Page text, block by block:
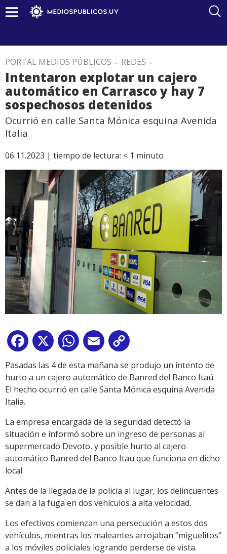
PORTAL MEDIOS PÚBLICOS . REDES .
Intentaron explotar un cajero
automático en Carrasco y hay 7
sospechosos detenidos
Ocurrió en calle Santa Mónica esquina Avenida
Italia
06.11.2023 | tiempo de lectura: < 1 minuto
Facebook
X WhatsApp
Email
Link
Pasadas las 4 de esta mañana se produjo un intento de
hurto a un cajero automático de Banred del Banco Itaú.
El hecho ocurrió en calle Santa Mónica esquina Avenida
Italia.
La empresa encargada de la seguridad detectó la
situación e informó sobre un ingreso de personas al
supermercado Devoto, y posible hurto al cajero
automático Banred del Banco Itau que funciona en dicho
local.
Antes de la llegada de la policía al lugar, los delincuentes
se dan a la fuga en dos vehículos a alta velocidad.
Los efectivos comienzan una persecución a estos dos
vehículos, mientras los maleantes arrojaban “miguelitos”
a los móviles policiales logrando perderse de vista.